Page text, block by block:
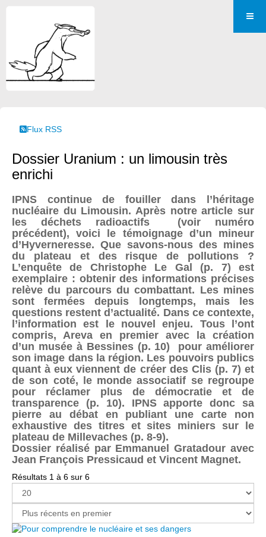
Flux RSS
Dossier Uranium : un limousin très
enrichi
IPNS continue de fouiller dans l’héritage
nucléaire du Limousin. Après notre article sur
les déchets radioactifs (voir numéro
précédent), voici le témoignage d’un mineur
d’Hyverneresse. Que savons-nous des mines
du plateau et des risque de pollutions ?
L’enquête de Christophe Le Gal (p. 7) est
exemplaire : obtenir des informations précises
relève du parcours du combattant. Les mines
sont fermées depuis longtemps, mais les
questions restent d’actualité. Dans ce contexte,
l’information est le nouvel enjeu. Tous l’ont
compris, Areva en premier avec la création
d’un musée à Bessines (p. 10) pour améliorer
son image dans la région. Les pouvoirs publics
quant à eux viennent de créer des Clis (p. 7) et
de son coté, le monde associatif se regroupe
pour réclamer plus de démocratie et de
transparence (p. 10). IPNS apporte donc sa
pierre au débat en publiant une carte non
exhaustive des titres et sites miniers sur le
plateau de Millevaches (p. 8-9).
Dossier réalisé par Emmanuel Gratadour avec
Jean François Pressicaud et Vincent Magnet.
Résultats 1 à 6 sur 6